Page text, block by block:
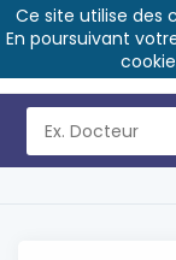
Ce site utilise des
En poursuivant